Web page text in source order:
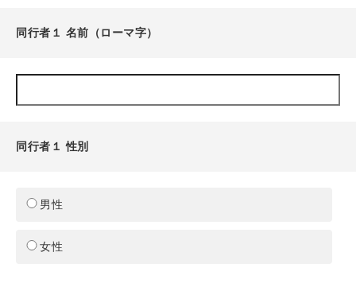
同行者１ 名前（ローマ字）
同行者１ 性別
男性
女性